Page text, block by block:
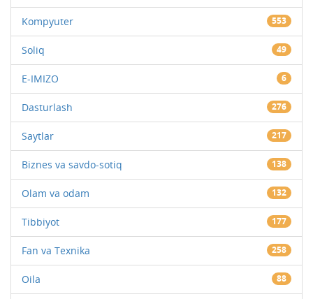
Kompyuter 553
Soliq 49
E-IMIZO 6
Dasturlash 276
Saytlar 217
Biznes va savdo-sotiq 138
Olam va odam 132
Tibbiyot 177
Fan va Texnika 258
Oila 88